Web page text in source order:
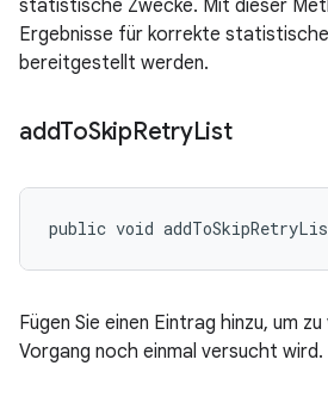
statistische Zwecke. Mit dieser
Ergebnisse für korrekte
bereitgestellt werden.
addToSkipRetryList
public void
Fügen Sie einen Eintrag hinzu, um
Vorgang noch einmal versucht wird.